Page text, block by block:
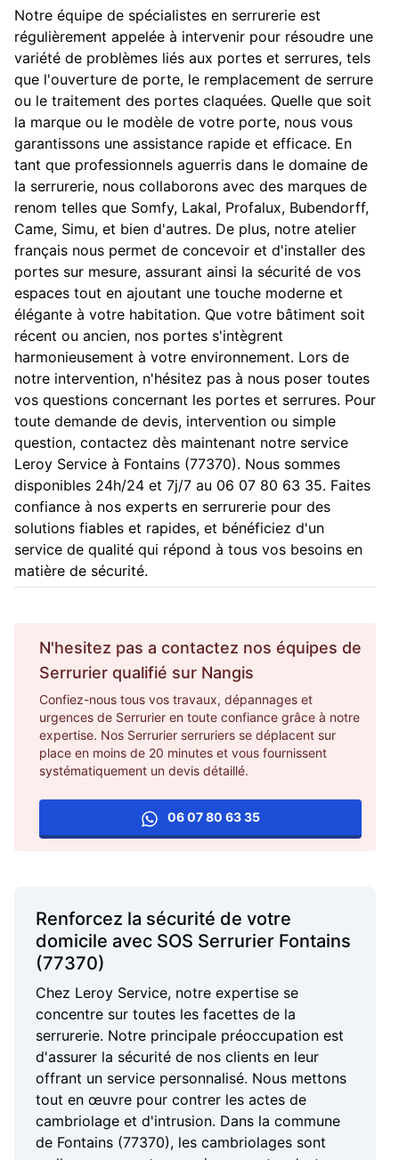
Notre équipe de spécialistes en serrurerie est
régulièrement appelée à intervenir pour résoudre une
variété de problèmes liés aux portes et serrures, tels
que l'ouverture de porte, le remplacement de serrure
ou le traitement des portes claquées. Quelle que soit
la marque ou le modèle de votre porte, nous vous
garantissons une assistance rapide et efficace. En
tant que professionnels aguerris dans le domaine de
la serrurerie, nous collaborons avec des marques de
renom telles que Somfy, Lakal, Profalux, Bubendorff,
Came, Simu, et bien d'autres. De plus, notre atelier
français nous permet de concevoir et d'installer des
portes sur mesure, assurant ainsi la sécurité de vos
espaces tout en ajoutant une touche moderne et
élégante à votre habitation. Que votre bâtiment soit
récent ou ancien, nos portes s'intègrent
harmonieusement à votre environnement. Lors de
notre intervention, n'hésitez pas à nous poser toutes
vos questions concernant les portes et serrures. Pour
toute demande de devis, intervention ou simple
question, contactez dès maintenant notre service
Leroy Service à Fontains (77370). Nous sommes
disponibles 24h/24 et 7j/7 au 06 07 80 63 35. Faites
confiance à nos experts en serrurerie pour des
solutions fiables et rapides, et bénéficiez d'un
service de qualité qui répond à tous vos besoins en
matière de sécurité.
N'hesitez pas a contactez nos équipes de
Serrurier qualifié sur Nangis
Confiez-nous tous vos travaux, dépannages et
urgences de Serrurier en toute confiance grâce à notre
expertise. Nos Serrurier serruriers se déplacent sur
place en moins de 20 minutes et vous fournissent
systématiquement un devis détaillé.
06 07 80 63 35
Renforcez la sécurité de votre
domicile avec SOS Serrurier Fontains
(77370)
Chez Leroy Service, notre expertise se
concentre sur toutes les facettes de la
serrurerie. Notre principale préoccupation est
d'assurer la sécurité de nos clients en leur
offrant un service personnalisé. Nous mettons
tout en œuvre pour contrer les actes de
cambriolage et d'intrusion. Dans la commune
de Fontains (77370), les cambriolages sont